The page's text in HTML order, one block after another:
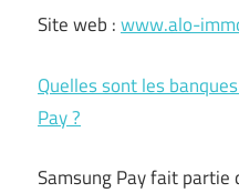
Site web :www.alo-
Quelles sont les
Pay ?
Samsung Pay fait